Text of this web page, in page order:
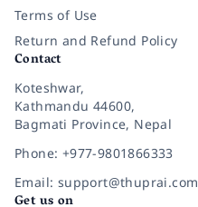
Terms of Use
Return and Refund Policy
Contact
Koteshwar,
Kathmandu 44600,
Bagmati Province, Nepal
Phone: +977-9801866333
Email: support@thuprai.com